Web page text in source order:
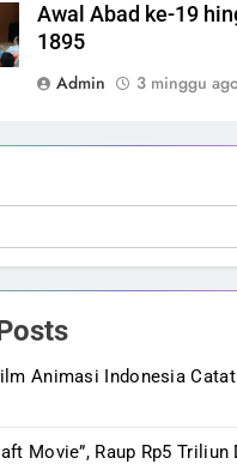
Awal Abad ke-19
1895
Admin
3 minggu
Animasi Indonesia
Movie”, Raup Rp5 Triliun